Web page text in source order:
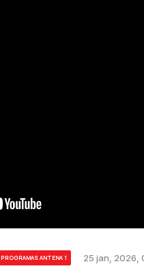
PROGRAMAS ANTENA 1 25 jan, 2026,